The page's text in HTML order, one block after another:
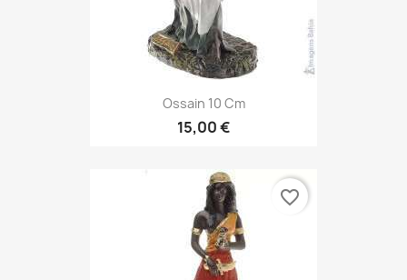
Ossain 10 Cm
15,00 €
favorite_border